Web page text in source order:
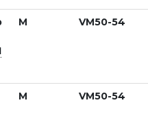
М VM50-54
М VM50-54